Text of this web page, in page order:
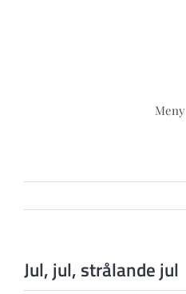
Meny
Jul, jul, strålande jul